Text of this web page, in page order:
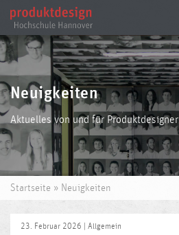
Neuigkeiten
Aktuelles von und für Produktdesigner
Startseite » Neuigkeiten
23. Februar 2026 | Allgemein